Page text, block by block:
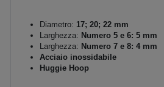
Diametro: 17; 20; 22 mm
Larghezza: Numero 5 e 6: 5 mm
Larghezza: Numero 7 e 8: 4 mm
Acciaio inossidabile
Huggie Hoop